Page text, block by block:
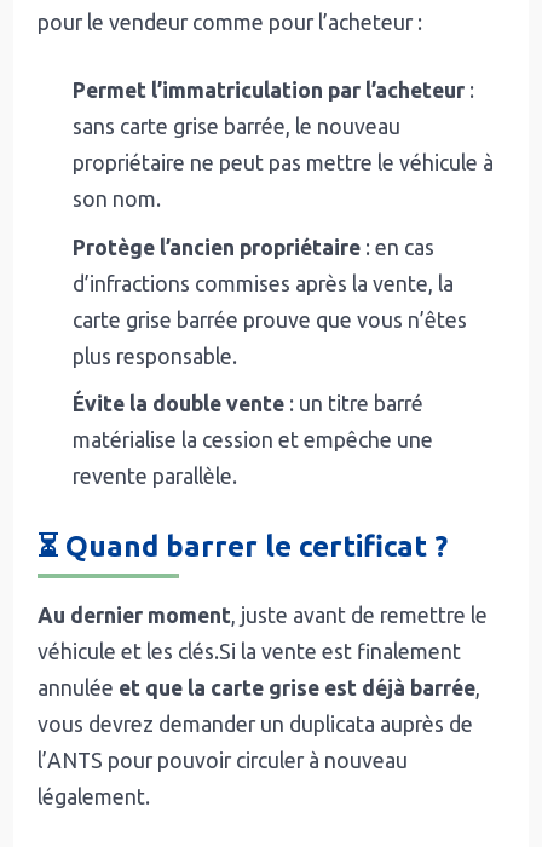
pour le vendeur comme pour l’acheteur :
Permet l’immatriculation par l’acheteur :
sans carte grise barrée, le nouveau
propriétaire ne peut pas mettre le véhicule à
son nom.
Protège l’ancien propriétaire : en cas
d’infractions commises après la vente, la
carte grise barrée prouve que vous n’êtes
plus responsable.
Évite la double vente : un titre barré
matérialise la cession et empêche une
revente parallèle.
⏳ Quand barrer le certificat ?
Au dernier moment , juste avant de remettre le
véhicule et les clés.Si la vente est finalement
annulée et que la carte grise est déjà barrée
vous devrez demander un duplicata auprès de
l’ANTS pour pouvoir circuler à nouveau
légalement.